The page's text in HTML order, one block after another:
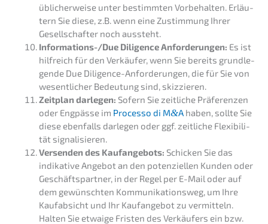
üblicher­wei­se unter bestimm­ten Vorbe­hal­ten. Erläu­
tern Sie diese, z.B. wenn eine Zustim­mung Ihrer
Gesell­schaf­ter noch aussteht.
Infor­ma­ti­ons-/Due Diligence Anfor­de­run­gen: Es ist
hilfreich für den Verkäu­fer, wenn Sie bereits grund­le­
gen­de Due Diligence-Anfor­de­run­gen, die für Sie von
wesent­li­cher Bedeu­tung sind, skizzieren.
Zeitplan darle­gen: Sofern Sie zeitli­che Präfe­ren­zen
oder Engpäs­se im Proces­so di M&A haben, sollte Sie
diese ebenfalls darle­gen oder ggf. zeitli­che Flexi­bi­li­
tät signalisieren.
Versen­den des Kaufan­ge­bots: Schicken Sie das
indika­ti­ve Angebot an den poten­zi­el­len Kunden oder
Geschäfts­part­ner, in der Regel per E-Mail oder auf
dem gewünsch­ten Kommu­ni­ka­ti­ons­weg, um Ihre
Kaufab­sicht und Ihr Kaufan­ge­bot zu vermit­teln.
Halten Sie etwaige Fristen des Verkäu­fers ein bzw.